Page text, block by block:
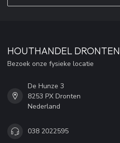
HOUTHANDEL DRONTEN
Bezoek onze fysieke locatie
De Hunze 3
8253 PX Dronten
Nederland
038 2022595